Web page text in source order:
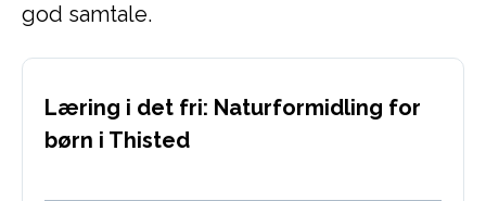
god samtale.
Læring i det fri: Naturformidling for
børn i Thisted